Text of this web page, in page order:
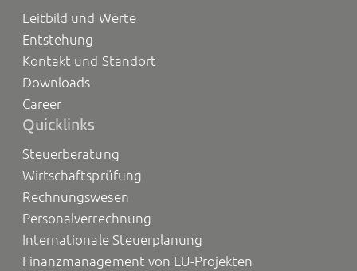
Leitbild und Werte
Entstehung
Kontakt und Standort
Downloads
Career
Quicklinks
Steuerberatung
Wirtschaftsprüfung
Rechnungswesen
Personalverrechnung
Internationale Steuerplanung
Finanzmanagement von EU-Projekten